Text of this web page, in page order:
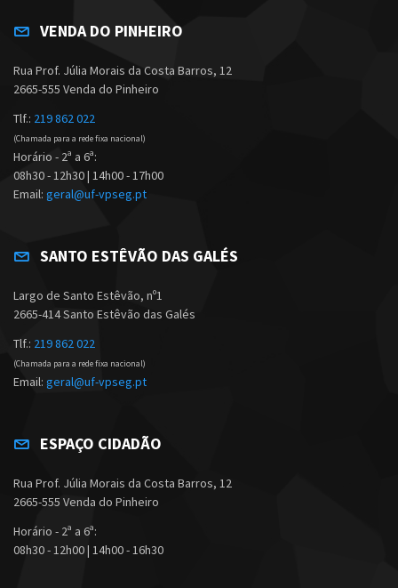
VENDA DO PINHEIRO
Rua Prof. Júlia Morais da Costa Barros, 12
2665-555 Venda do Pinheiro
Tlf.: 219 862 022
(Chamada para a rede fixa nacional)
Horário - 2ª a 6ª:
08h30 - 12h30 | 14h00 - 17h00
Email: geral@uf-vpseg.pt
SANTO ESTÊVÃO DAS GALÉS
Largo de Santo Estêvão, nº1
2665-414 Santo Estêvão das Galés
Tlf.: 219 862 022
(Chamada para a rede fixa nacional)
Email: geral@uf-vpseg.pt
ESPAÇO CIDADÃO
Rua Prof. Júlia Morais da Costa Barros, 12
2665-555 Venda do Pinheiro
Horário - 2ª a 6ª:
08h30 - 12h00 | 14h00 - 16h30